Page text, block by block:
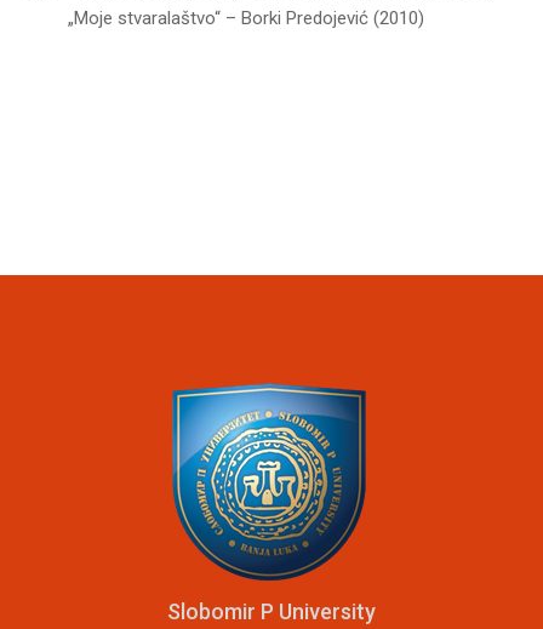
„Moje stvaralaštvo“ – Borki Predojević (2010)
Slobomir P University